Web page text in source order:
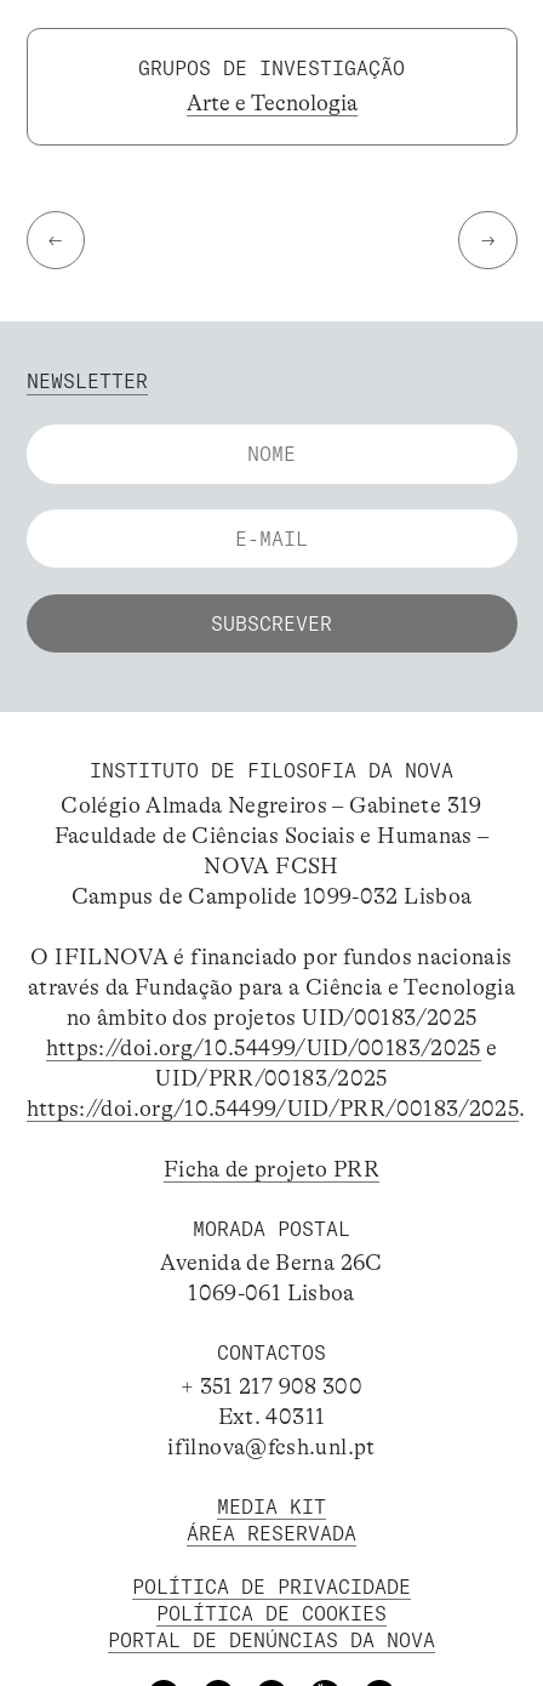
GRUPOS DE INVESTIGAÇÃO
Arte e Tecnologia
← →
NEWSLETTER
INSTITUTO DE FILOSOFIA DA NOVA
Colégio Almada Negreiros – Gabinete 319
Faculdade de Ciências Sociais e Humanas –
NOVA FCSH
Campus de Campolide 1099-032 Lisboa
O IFILNOVA é financiado por fundos nacionais
através da Fundação para a Ciência e Tecnologia
no âmbito dos projetos UID/00183/2025
https://doi.org/10.54499/UID/00183/2025 e
UID/PRR/00183/2025
https://doi.org/10.54499/UID/PRR/00183/2025.
Ficha de projeto PRR
MORADA POSTAL
Avenida de Berna 26C
1069-061 Lisboa
CONTACTOS
+ 351 217 908 300
Ext. 40311
ifilnova@fcsh.unl.pt
MEDIA KIT
ÁREA RESERVADA
POLÍTICA DE PRIVACIDADE
POLÍTICA DE COOKIES
PORTAL DE DENÚNCIAS DA NOVA